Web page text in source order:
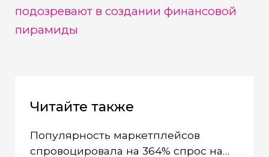
подозревают в создании финансовой
пирамиды
Читайте также
Популярность маркетплейсов
спровоцировала на 364% спрос на